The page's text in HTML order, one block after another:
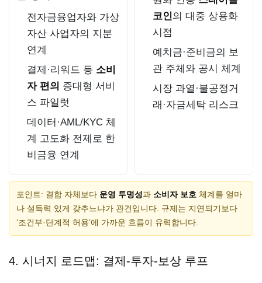
전자금융업자와 가상
자산 사업자의 지분
연계
결제·리워드 등 소비
자 편의 증대형 서비
스 파일럿
데이터·AML/KYC 체
계 고도화 전제로 한
비금융 연계
코인의 대중 상용화
시점
예치금·준비금의 보
관 주체와 공시 체계
시장 과열·불공정거
래·자금세탁 리스크
포인트: 결합 자체보다 운영 투명성과 소비자 보호 체계를 얼마
나 설득력 있게 갖추느냐가 관건입니다. 규제는 지연되기보다
‘조건부·단계적 허용’에 가까운 흐름이 유력합니다.
4. 시너지 로드맵: 결제-투자-보상 루프